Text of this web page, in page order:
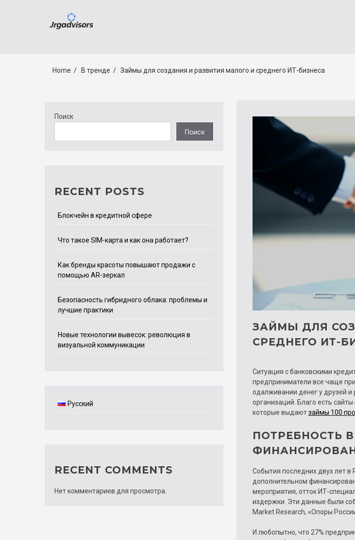
Home В тренде Займы для создания и развития малого и среднего ИТ-бизнеса
Поиск
Поиск
RECENT POSTS
Блокчейн в кредитной сфере
Что такое SIM-карта и как она работает?
Как бренды красоты повышают продажи с
помощью AR-зеркал
Безопасность гибридного облака: проблемы и
лучшие практики
Новые технологии вывесок: революция в
визуальной коммуникации
Русский
RECENT COMMENTS
Нет комментариев для просмотра.
ЗАЙМЫ ДЛЯ
СРЕДНЕГО ИТ-
Ситуация с банковскими
предприниматели все чаще
одалживании денег у друзей и
организаций. Благо есть
которые выдаютзаймы 100
ПОТРЕБНОСТЬ
События последних двух лет в
дополнительном
мероприятия, отток ИТ-
издержки. Эти данные были
Market Research, «Опоры
И любопытно, что 27%